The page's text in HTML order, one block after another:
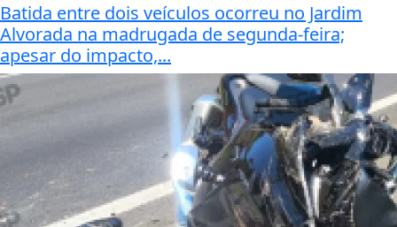
Batida entre dois veículos ocorreu no Jardim
Alvorada na madrugada de segunda-feira;
apesar do impacto,...